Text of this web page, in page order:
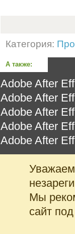
Категория:
А также:
Adobe After
Adobe After
Adobe After
Adobe After
Adobe After
Мы
сайт